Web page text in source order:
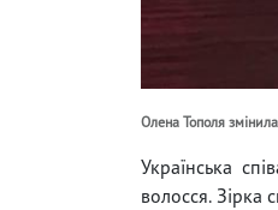
Олена Тополя
Українська
волосся. Зірка